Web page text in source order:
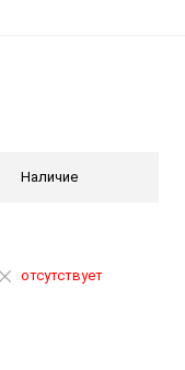
Наличие
отсутствует